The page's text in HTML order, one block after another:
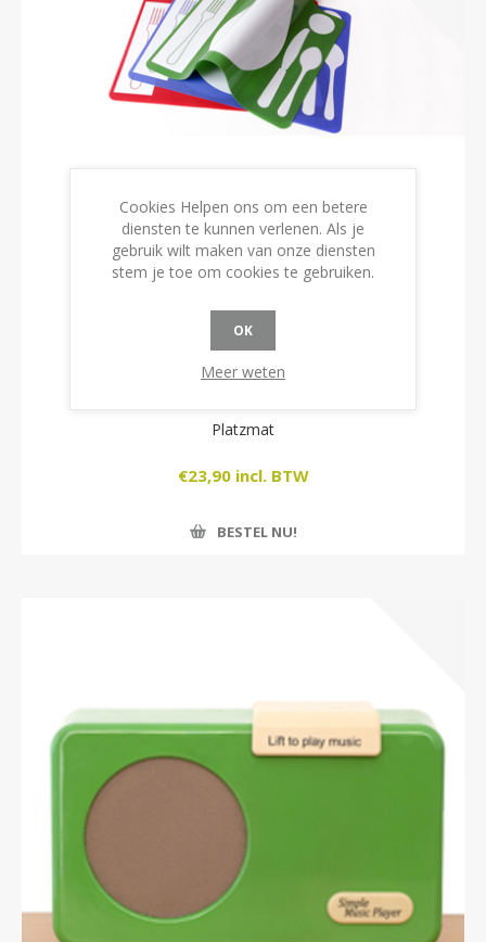
Platzmat
€23,90 incl. BTW
BESTEL NU!
Cookies Helpen ons om een betere
diensten te kunnen verlenen. Als je
gebruik wilt maken van onze diensten
stem je toe om cookies te gebruiken.
OK
Meer weten